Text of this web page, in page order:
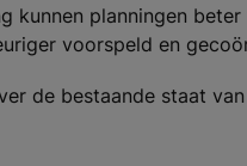
kunnen planningen
voorspeld en
de bestaande staat